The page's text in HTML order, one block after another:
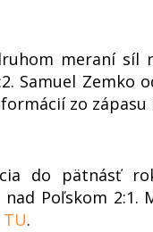
meraní síl
Samuel Zemko
zo zápasu
do pätnásť
Poľskom 2:1.
TU.